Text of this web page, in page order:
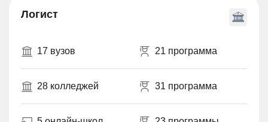
Логист
17 вузов 21 программа
28 колледжей 31 программа